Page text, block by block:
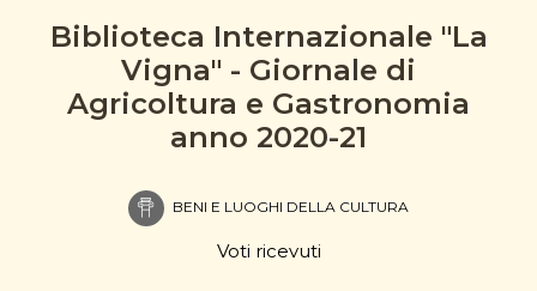
Biblioteca Internazionale "La
Vigna" - Giornale di
Agricoltura e Gastronomia
anno 2020-21
BENI E LUOGHI DELLA CULTURA
Voti ricevuti